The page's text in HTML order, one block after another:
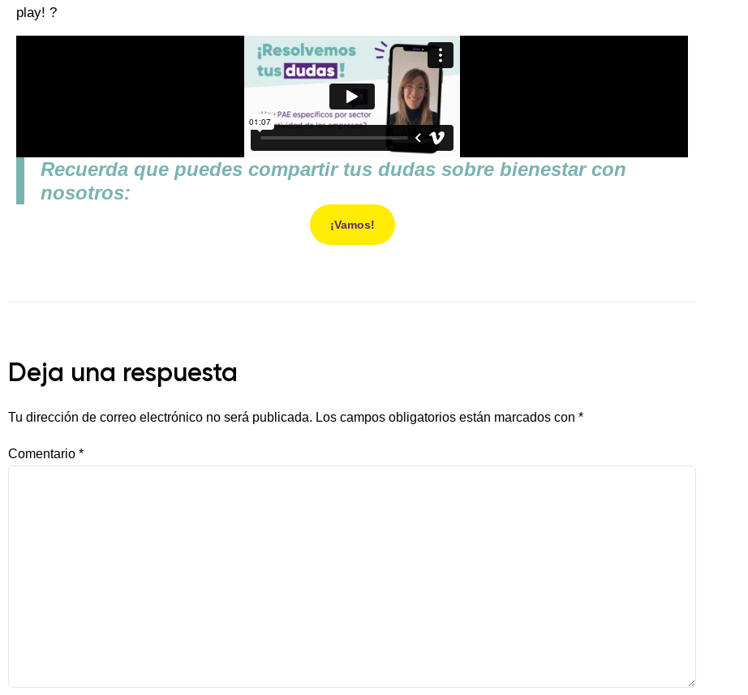
play! ?
Recuerda que puedes compartir tus dudas sobre bienestar con
nosotros:
¡Vamos!
Deja una respuesta
Tu dirección de correo electrónico no será publicada. Los campos obligatorios están marcados con *
Comentario *